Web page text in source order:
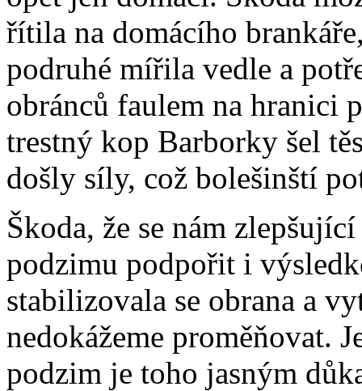
řítila na domácího
podruhé mířila vedle a
obránců faulem na hranici
trestný kop Barborky šel
došly síly, což bolešinští
Škoda, že se nám
podzimu podpořit i
stabilizovala se obrana a
nedokážeme proměňovat.
podzim je toho jasným